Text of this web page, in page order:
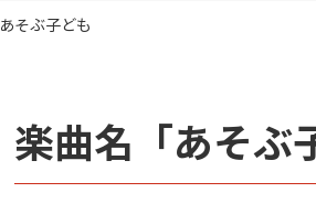
あそぶ子ども
楽曲名「あそ